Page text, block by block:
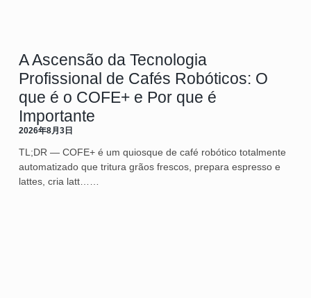
A Ascensão da Tecnologia
Profissional de Cafés Robóticos: O
que é o COFE+ e Por que é
Importante
2026年8月3日
TL;DR — COFE+ é um quiosque de café robótico totalmente
automatizado que tritura grãos frescos, prepara espresso e
lattes, cria latt……